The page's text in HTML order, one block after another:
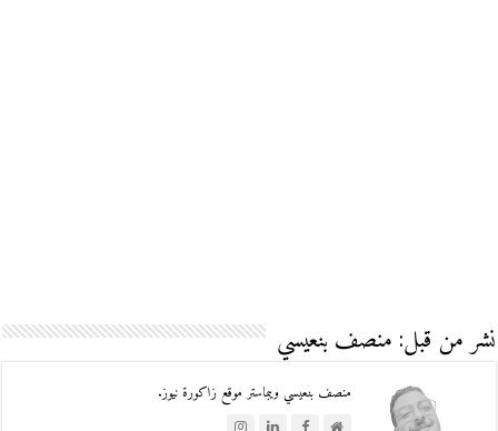
نشر من قبل: منصف بنعيسي
منصف بنعيسي ويبماستر موقع زاكورة نيوز.